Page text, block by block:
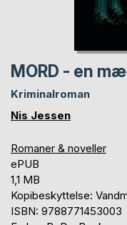
MORD - en
Kriminalroman
Nis Jessen
Romaner & noveller
ePUB
1,1 MB
Kopibeskyttelse:
ISBN: 9788771453003